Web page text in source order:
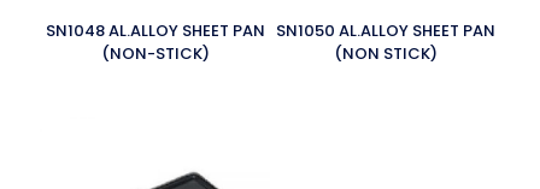
SN1048 AL.ALLOY SHEET PAN
(NON-STICK)
SN1050 AL.ALLOY SHEET PAN
(NON STICK)